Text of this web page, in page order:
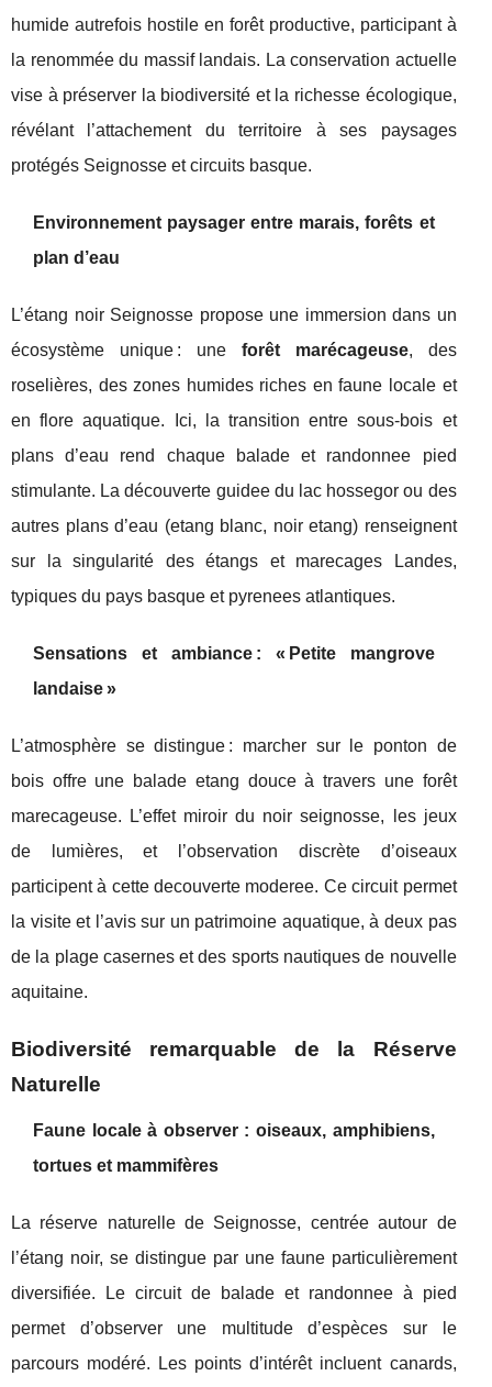
humide autrefois hostile en forêt productive, participant à
la renommée du massif landais. La conservation actuelle
vise à préserver la biodiversité et la richesse écologique,
révélant l’attachement du territoire à ses paysages
protégés Seignosse et circuits basque.
Environnement paysager entre marais, forêts et
plan d’eau
L’étang noir Seignosse propose une immersion dans un
écosystème unique : une forêt marécageuse, des
roselières, des zones humides riches en faune locale et
en flore aquatique. Ici, la transition entre sous-bois et
plans d’eau rend chaque balade et randonnee pied
stimulante. La découverte guidee du lac hossegor ou des
autres plans d’eau (etang blanc, noir etang) renseignent
sur la singularité des étangs et marecages Landes,
typiques du pays basque et pyrenees atlantiques.
Sensations et ambiance : « Petite mangrove
landaise »
L’atmosphère se distingue : marcher sur le ponton de
bois offre une balade etang douce à travers une forêt
marecageuse. L’effet miroir du noir seignosse, les jeux
de lumières, et l’observation discrète d’oiseaux
participent à cette decouverte moderee. Ce circuit permet
la visite et l’avis sur un patrimoine aquatique, à deux pas
de la plage casernes et des sports nautiques de nouvelle
aquitaine.
Biodiversité remarquable de la Réserve
Naturelle
Faune locale à observer : oiseaux, amphibiens,
tortues et mammifères
La réserve naturelle de Seignosse, centrée autour de
l’étang noir, se distingue par une faune particulièrement
diversifiée. Le circuit de balade et randonnee à pied
permet d’observer une multitude d’espèces sur le
parcours modéré. Les points d’intérêt incluent canards,